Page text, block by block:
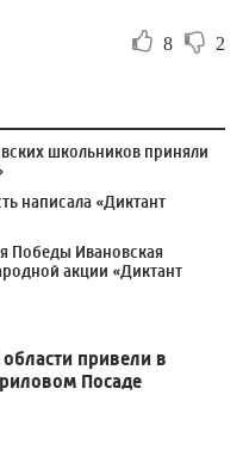
8 2
школьников приняли
написала «Диктант
Победы Ивановская
акции «Диктант
привели в
Посаде